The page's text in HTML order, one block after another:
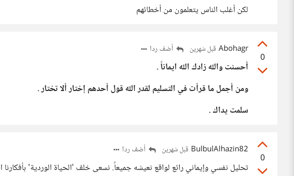
لكن أغلب الناس يتعلمون من أخطائهم
0
Abohagr قبل شهرين أضف ردا
أحسنت والله زادك الله ايماناً .
ومن أجمل ما قرأت في التسليم لقدر الله قول أحدهم إختار ألا تختار .
سلمت يداك .
0
BulbulAlhazin82 قبل شهرين أضف ردا
تحليل نفسي وإيماني رائع لواقع نعيشه جميعاً. نسعى خلف 'الحياة الوردية'